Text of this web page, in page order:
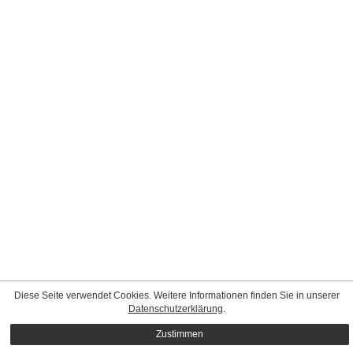
Diese Seite verwendet Cookies. Weitere Informationen finden Sie in unserer
Datenschutzerklärung.
Zustimmen